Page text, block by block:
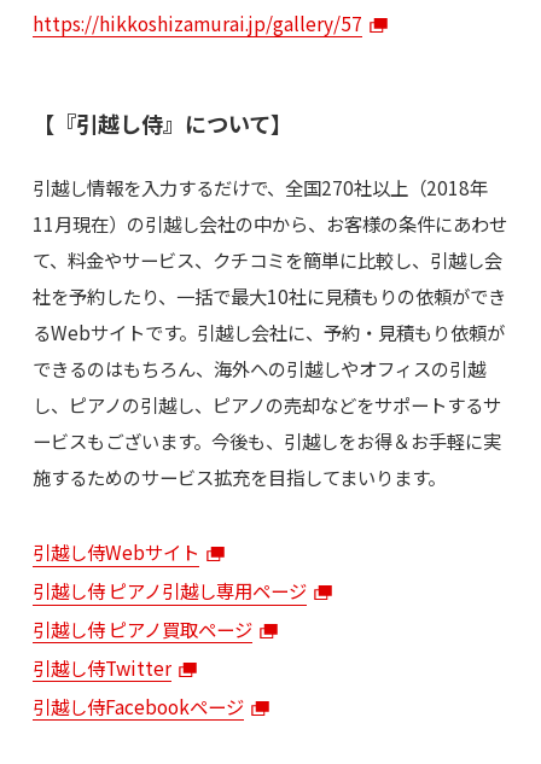
https://hikkoshizamurai.jp/gallery/57
【『引越し侍』について】
引越し情報を入力するだけで、全国270社以上（2018年
11月現在）の引越し会社の中から、お客様の条件にあわせ
て、料金やサービス、クチコミを簡単に比較し、引越し会
社を予約したり、一括で最大10社に見積もりの依頼ができ
るWebサイトです。引越し会社に、予約・見積もり依頼が
できるのはもちろん、海外への引越しやオフィスの引越
し、ピアノの引越し、ピアノの売却などをサポートするサ
ービスもございます。今後も、引越しをお得＆お手軽に実
施するためのサービス拡充を目指してまいります。
引越し侍Webサイト
引越し侍 ピアノ引越し専用ページ
引越し侍 ピアノ買取ページ
引越し侍Twitter
引越し侍Facebookページ